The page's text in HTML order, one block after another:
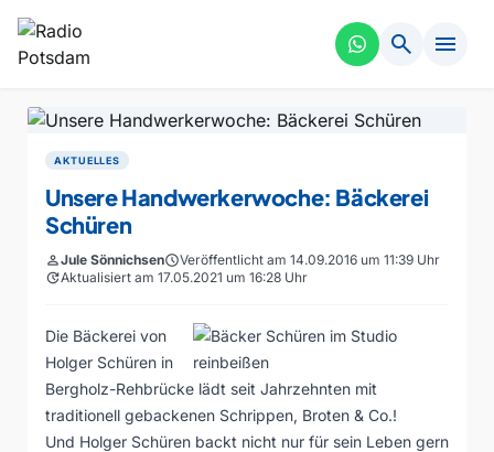
search menu
AKTUELLES
Unsere Handwerkerwoche: Bäckerei
Schüren
personJule SönnichsenscheduleVeröffentlicht am 14.09.2016 um 11:39 Uhr
updateAktualisiert am 17.05.2021 um 16:28 Uhr
Die Bäckerei von
Holger Schüren in
Bergholz-Rehbrücke lädt seit Jahrzehnten mit
traditionell gebackenen Schrippen, Broten & Co.!
Und Holger Schüren backt nicht nur für sein Leben gern